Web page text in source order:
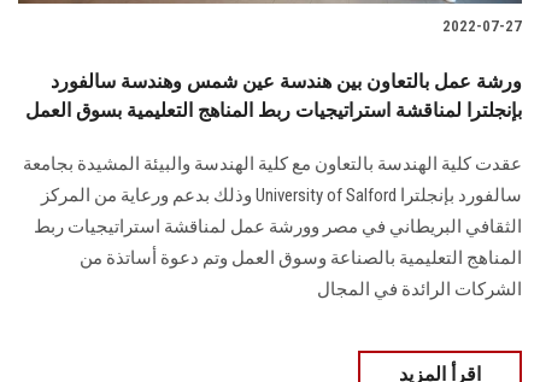
2022-07-27
ورشة عمل بالتعاون بين هندسة عين شمس وهندسة سالفورد
بإنجلترا لمناقشة استراتيجيات ربط المناهج التعليمية بسوق العمل
عقدت كلية الهندسة بالتعاون مع كلية الهندسة والبيئة المشيدة بجامعة
سالفورد بإنجلترا University of Salford وذلك بدعم ورعاية من المركز
الثقافي البريطاني في مصر وورشة عمل لمناقشة استراتيجيات ربط
المناهج التعليمية بالصناعة وسوق العمل وتم دعوة أساتذة من
الشركات الرائدة في المجال
اقرأ المزيد